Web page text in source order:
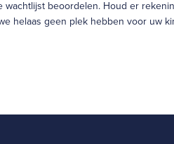
beoordelen. Houd er
helaas geen plek hebben voor uw